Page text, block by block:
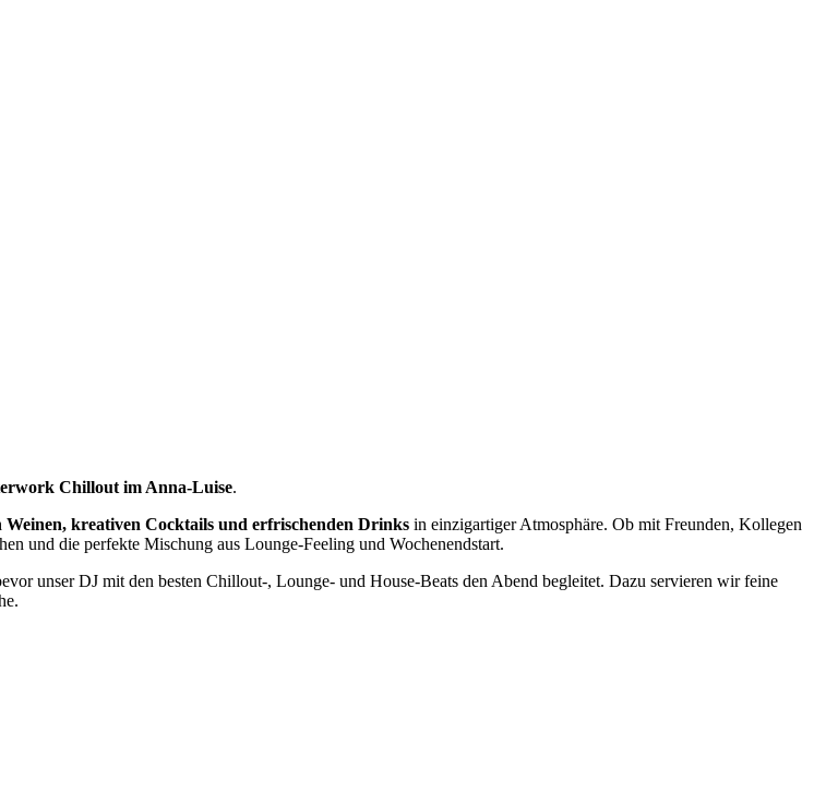
Chillout im Anna-Luise.
kreativen Cocktails und erfrischenden Drinks in einzigartiger Atmosphäre. Ob mit Freunden, Kollegen
und die perfekte Mischung aus Lounge-Feeling und Wochenendstart.
unser DJ mit den besten Chillout-, Lounge- und House-Beats den Abend begleitet. Dazu servieren wir feine